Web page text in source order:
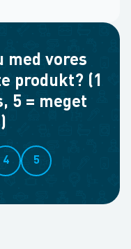
med vores
produkt? (1
5 = meget
4 5